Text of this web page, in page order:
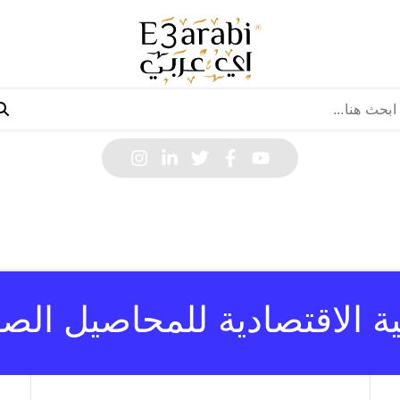
الاقتصادية للمحاصيل